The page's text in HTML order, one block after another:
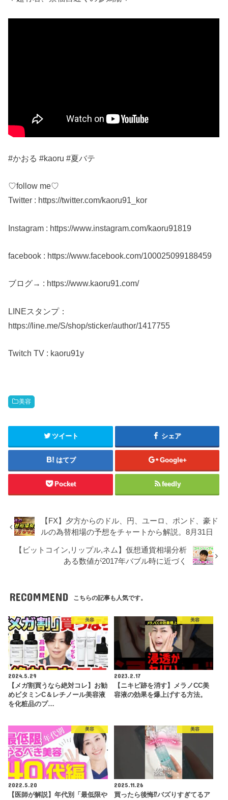
#かおる #kaoru #夏バテ
♡follow me♡
Twitter : https://twitter.com/kaoru91_kor
Instagram : https://www.instagram.com/kaoru91819
facebook : https://www.facebook.com/100025099188459
ブログ→ : https://www.kaoru91.com/
LINEスタンプ：
https://line.me/S/shop/sticker/author/1417755
Twitch TV : kaoru91y
美容
ツイート シェア
はてブ Google+
Pocket feedly
【FX】夕方からのドル、円、ユーロ、ポンド、豪ド
ルの為替相場の予想をチャートから解説。8月31日
【ビットコイン,リップル,ネム】仮想通貨相場分析
ある数値が2017年バブル時に近づく
RECOMMEND こちらの記事も人気です。
美容
2024.5.29
【メガ割買うなら絶対コレ】お勧
めビタミンC＆レチノール美容液
を化粧品のプ…
美容
2023.2.17
【ニキビ跡を消す】メラノCC美
容液の効果を爆上げする方法。
美容
2022.5.20
【医師が解説】年代別「最低限や
美容
2025.11.26
買ったら後悔⁉︎バズりすぎてるア